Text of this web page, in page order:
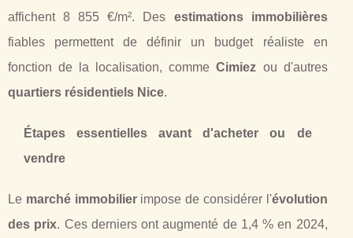
affichent 8 855 €/m². Des estimations immobilières
fiables permettent de définir un budget réaliste en
fonction de la localisation, commeCimiez ou d'autres
quartiers résidentiels Nice.
Étapes essentielles avant d'acheter ou de
vendre
Le marché immobilierimpose de considérer l'évolution
des prix. Ces derniers ont augmenté de 1,4 % en 2024,